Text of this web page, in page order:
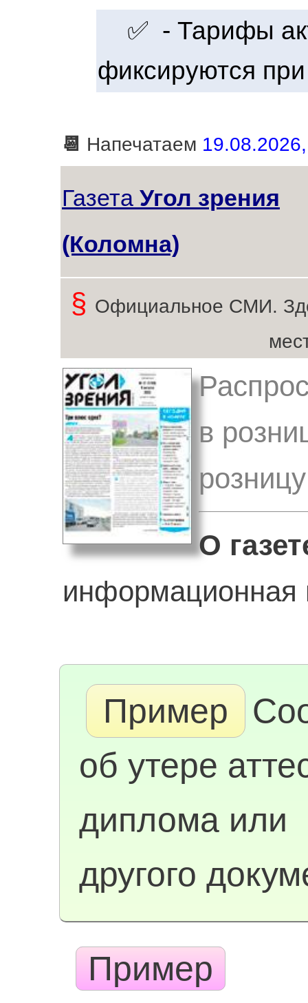
✅ - Тарифы
фиксируются
📆 Напечатаем
Газета Угол зрения
(Коломна)
§ Официальное СМИ.
в
розницу
О
информационная
Пример
об утере
диплома или
другого
Пример